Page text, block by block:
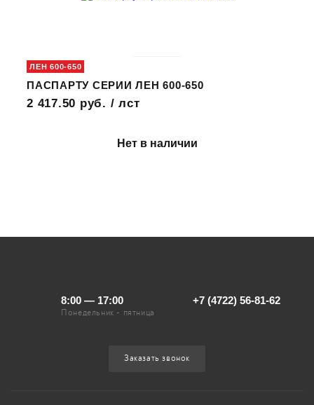
ЛЕН 600-650
ПАСПАРТУ СЕРИИ ЛЕН 600-650
2 417.50 руб. / лст
Нет в наличии
8:00 — 17:00
Понедельник - пятница
+7 (4722) 56-81-62
Заказать звонок